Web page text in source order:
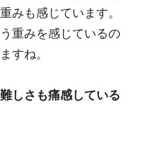
みも感じています。
重みを感じているの
すね。
しさも痛感している